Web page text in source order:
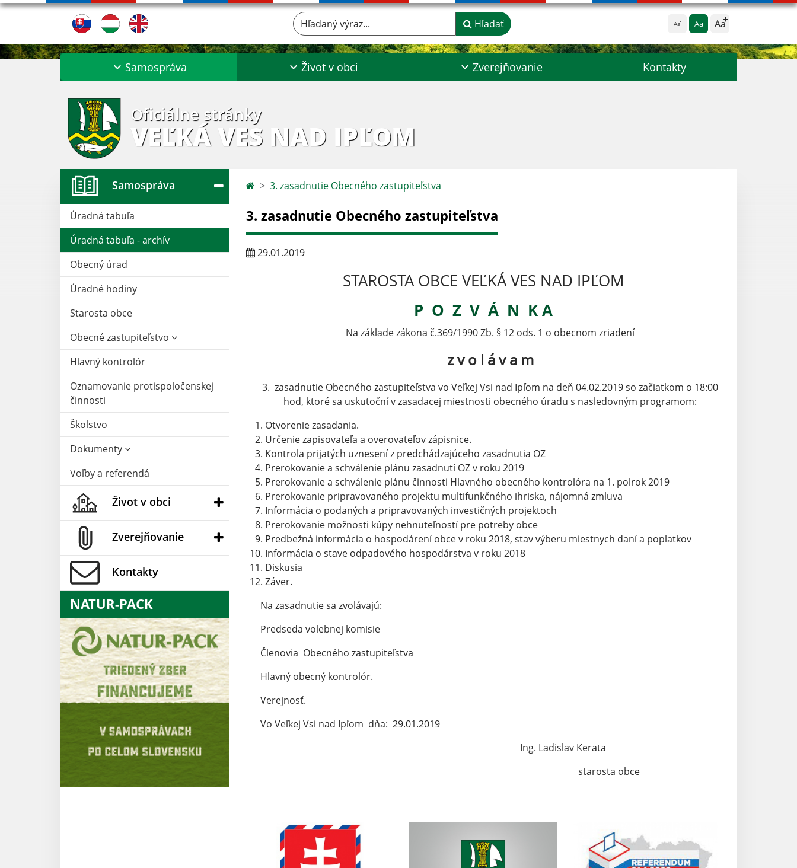
Aa Aa Aa
Hľadaný výraz... Hľadať
Samospráva Život v obci Zverejňovanie Kontakty
Oficiálne stránky
VEĽKÁ VES NAD IPĽOM
Samospráva
Úradná tabuľa
Úradná tabuľa - archív
Obecný úrad
Úradné hodiny
Starosta obce
Obecné zastupiteľstvo
Hlavný kontrolór
Oznamovanie protispoločenskej
činnosti
Školstvo
Dokumenty
Voľby a referendá
Život v obci
Zverejňovanie
Kontakty
NATUR-PACK
3. zasadnutie Obecného zastupiteľstva
3. zasadnutie Obecného zastupiteľstva
29.01.2019
STAROSTA OBCE VEĽKÁ VES NAD IPĽOM
P O Z V Á N K A
Na základe zákona č.369/1990 Zb. § 12 ods. 1 o obecnom zriadení
z v o l á v a m
3. zasadnutie Obecného zastupiteľstva vo Veľkej Vsi nad Ipľom na deň 04.02.2019 so začiatkom o 18:00
hod, ktoré sa uskutoční v zasadacej miestnosti obecného úradu s nasledovným programom:
Otvorenie zasadania.
Určenie zapisovateľa a overovateľov zápisnice.
Kontrola prijatých uznesení z predchádzajúceho zasadnutia OZ
Prerokovanie a schválenie plánu zasadnutí OZ v roku 2019
Prerokovanie a schválenie plánu činnosti Hlavného obecného kontrolóra na 1. polrok 2019
Prerokovanie pripravovaného projektu multifunkčného ihriska, nájomná zmluva
Informácia o podaných a pripravovaných investičných projektoch
Prerokovanie možnosti kúpy nehnuteľností pre potreby obce
Predbežná informácia o hospodárení obce v roku 2018, stav výberu miestnych daní a poplatkov
Informácia o stave odpadového hospodárstva v roku 2018
Diskusia
Záver.
Na zasadnutie sa zvolávajú:
Predseda volebnej komisie
Členovia Obecného zastupiteľstva
Hlavný obecný kontrolór.
Verejnosť.
Vo Veľkej Vsi nad Ipľom dňa: 29.01.2019
Ing. Ladislav Kerata
starosta obce